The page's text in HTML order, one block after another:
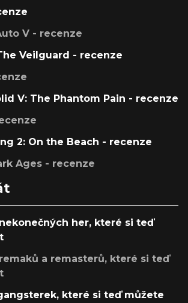
V - recenze
Veilguard - recenze
V: The Phantom Pain - recenze
2: On the Beach - recenze
Ages - recenze
her, které si teď
a remasterů, které si teď
které si teď můžete